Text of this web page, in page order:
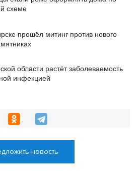
схеме
прошёл митинг против нового
области растёт заболеваемость
инфекцией
новость